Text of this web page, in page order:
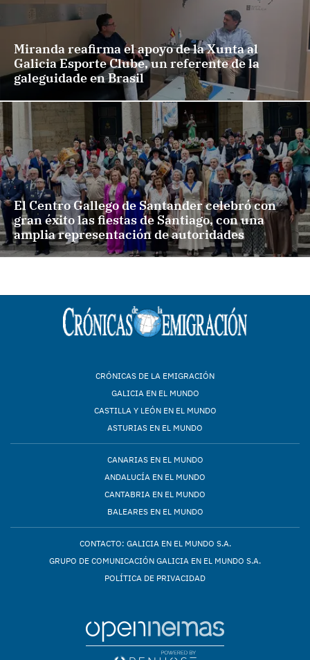
Miranda reafirma el apoyo de la Xunta al
Galicia Esporte Clube, un referente de la
galeguidade en Brasil
El Centro Gallego de Santander celebró con
gran éxito las fiestas de Santiago, con una
amplia representación de autoridades
CRÓNICAS DE LA EMIGRACIÓN
GALICIA EN EL MUNDO
CASTILLA Y LEÓN EN EL MUNDO
ASTURIAS EN EL MUNDO
CANARIAS EN EL MUNDO
ANDALUCÍA EN EL MUNDO
CANTABRIA EN EL MUNDO
BALEARES EN EL MUNDO
CONTACTO: GALICIA EN EL MUNDO S.A.
GRUPO DE COMUNICACIÓN GALICIA EN EL MUNDO S.A.
POLÍTICA DE PRIVACIDAD